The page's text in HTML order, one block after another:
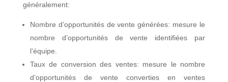
généralement:
Nombre d’opportunités de vente générées: mesure le
nombre d’opportunités de vente identifiées par
l’équipe.
Taux de conversion des ventes: mesure le nombre
d’opportunités de vente converties en ventes